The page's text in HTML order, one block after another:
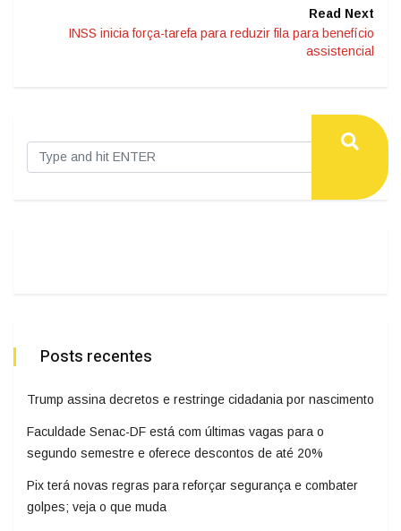
Read Next
INSS inicia força-tarefa para reduzir fila para benefício
assistencial
Posts recentes
Trump assina decretos e restringe cidadania por nascimento
Faculdade Senac-DF está com últimas vagas para o
segundo semestre e oferece descontos de até 20%
Pix terá novas regras para reforçar segurança e combater
golpes; veja o que muda